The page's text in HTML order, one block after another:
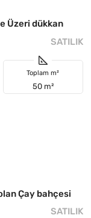
Üzeri dükkan
SATILIK
Toplam m²
50 m²
Çay bahçesi
SATILIK